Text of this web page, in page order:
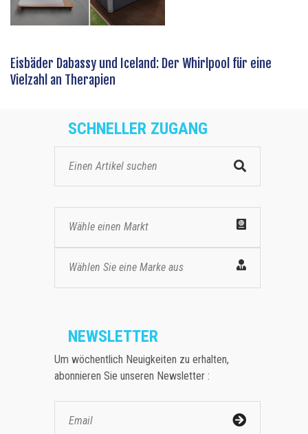
Eisbäder Dabassy und Iceland: Der Whirlpool für eine
Vielzahl an Therapien
SCHNELLER ZUGANG
Wähle einen Markt
Wählen Sie eine Marke aus
NEWSLETTER
Um wöchentlich Neuigkeiten zu erhalten,
abonnieren Sie unseren Newsletter :